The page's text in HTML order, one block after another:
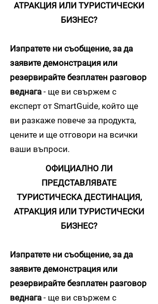
АТРАКЦИЯ ИЛИ ТУРИСТИЧЕСКИ
БИЗНЕС?
Изпратете ни съобщение, за да
заявите демонстрация или
резервирайте безплатен разговор
веднага - ще ви свържем с
експерт от SmartGuide, който ще
ви разкаже повече за продукта,
цените и ще отговори на всички
ваши въпроси.
ОФИЦИАЛНО ЛИ
ПРЕДСТАВЛЯВАТЕ
ТУРИСТИЧЕСКА ДЕСТИНАЦИЯ,
АТРАКЦИЯ ИЛИ ТУРИСТИЧЕСКИ
БИЗНЕС?
Изпратете ни съобщение, за да
заявите демонстрация или
резервирайте безплатен разговор
веднага - ще ви свържем с